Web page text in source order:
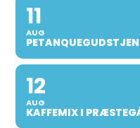
11
AUG
12
AUG
KAFFEMIX I